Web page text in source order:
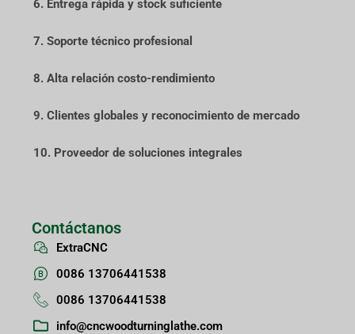
6. Entrega rápida y stock suficiente
7. Soporte técnico profesional
8. Alta relación costo-rendimiento
9. Clientes globales y reconocimiento de mercado
10. Proveedor de soluciones integrales
Contáctanos
ExtraCNC
0086 13706441538
0086 13706441538
info@cncwoodturninglathe.com